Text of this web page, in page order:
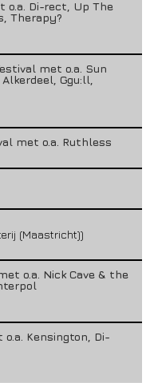
o.a. Di-rect, Up The
Therapy?
met o.a. Sun
Ggu:ll,
met o.a. Ruthless
(Maastricht))
o.a. Nick Cave & the
Kensington, Di-